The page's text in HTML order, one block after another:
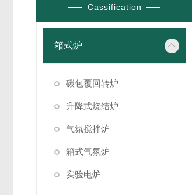
Cassification
箱式炉
碳包覆回转炉
升降式烧结炉
气氛搅拌炉
箱式气氛炉
实验电炉